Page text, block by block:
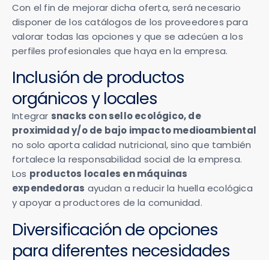
Con el fin de mejorar dicha oferta, será necesario
disponer de los catálogos de los proveedores para
valorar todas las opciones y que se adecúen a los
perfiles profesionales que haya en la empresa.
Inclusión de productos
orgánicos y locales
Integrar snacks con sello ecológico, de
proximidad y/o de bajo impacto medioambiental
no solo aporta calidad nutricional, sino que también
fortalece la responsabilidad social de la empresa.
Los productos locales en máquinas
expendedoras ayudan a reducir la huella ecológica
y apoyar a productores de la comunidad.
Diversificación de opciones
para diferentes necesidades